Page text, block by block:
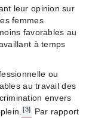
leur opinion sur
femmes
favorables au
à temps
ou
au travail des
envers
[3]
Par rapport